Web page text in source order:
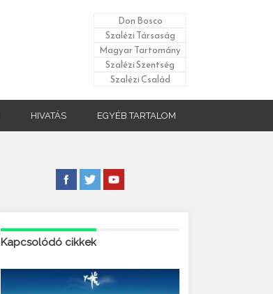
Don Bosco
Szalézi Társaság
Magyar Tartomány
Szalézi Szentség
Szalézi Család
HIVATÁS EGYÉB TARTALOM
Kapcsolódó cikkek